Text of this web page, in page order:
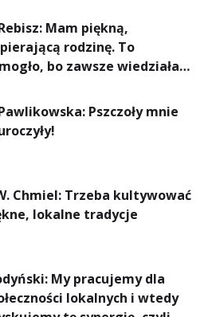
Mam piękną,
rodzinę. To
bo zawsze wiedziałam,
Pszczoły mnie
Chmiel: Trzeba kultywować
lokalne tradycje
My pracujemy dla
lokalnych i wtedy